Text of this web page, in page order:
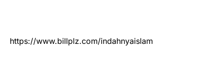
https://www.billplz.com/indahnyaislam